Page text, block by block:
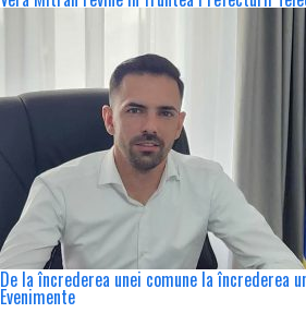
De la încrederea unei comune la încrederea
Evenimente